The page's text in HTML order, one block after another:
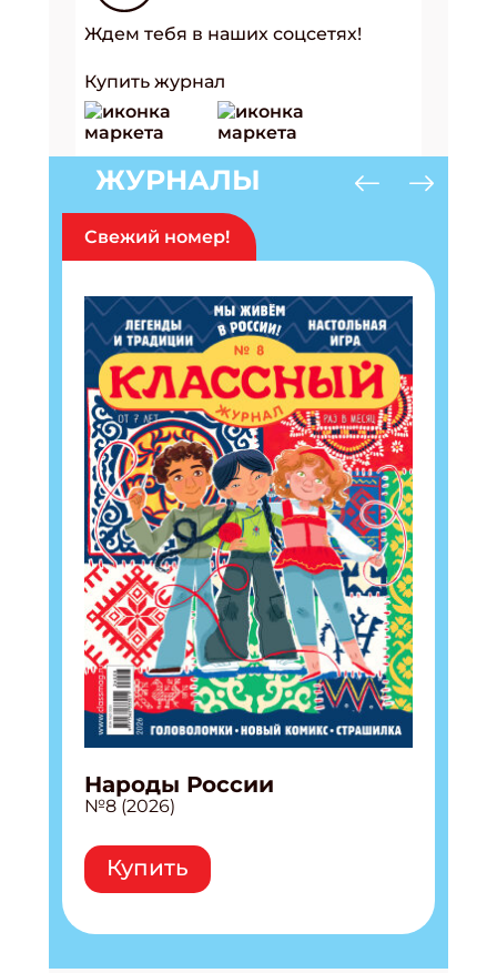
Ждем тебя в наших соцсетях!
Купить журнал
ЖУРНАЛЫ
Свежий номер!
Народы России
№8 (2026)
Купить
Подпишись на рассылку
Получи электронный "Классный журнал" в
подарок!
Укажите Ваш Email
ПОДПИСАТЬСЯ